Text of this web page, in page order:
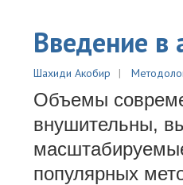
Введение в
Шахиди Акобир
Объемы
внушительны,
популярных